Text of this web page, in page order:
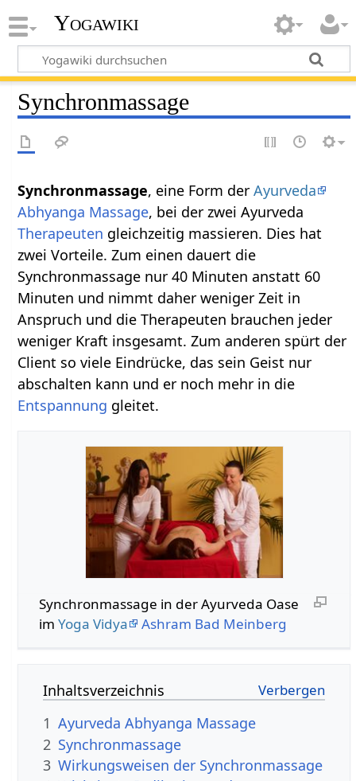
Yogawiki
Synchronmassage
Synchronmassage, eine Form derAyurveda
Abhyanga Massage, bei der zwei Ayurveda
Therapeuten gleichzeitig massieren. Dies hat
zwei Vorteile. Zum einen dauert die
Synchronmassage nur 40 Minuten anstatt 60
Minuten und nimmt daher weniger Zeit in
Anspruch und die Therapeuten brauchen jeder
weniger Kraft insgesamt. Zum anderen spürt der
Client so viele Eindrücke, das sein Geist nur
abschalten kann und er noch mehr in die
Entspannung gleitet.
Synchronmassage in der Ayurveda Oase
im Yoga Vidya Ashram Bad Meinberg
Inhaltsverzeichnis
1 Ayurveda Abhyanga Massage
2 Synchronmassage
3 Wirkungsweisen der Synchronmassage